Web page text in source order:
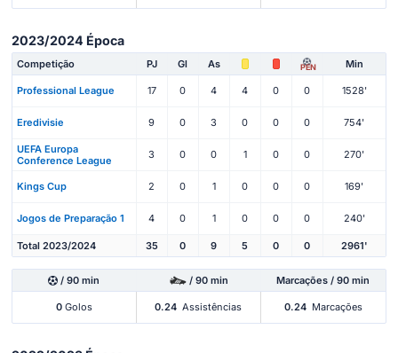
2023/2024 Época
Competição PJ Gl As PEN Min
Professional League 17 0 4 4 0 0 1528'
Eredivisie 9 0 3 0 0 0 754'
UEFA Europa
Conference League
3 0 0 1 0 0 270'
Kings Cup 2 0 1 0 0 0 169'
Jogos de Preparação 1 4 0 1 0 0 0 240'
Total 2023/2024 35 0 9 5 0 0 2961'
/ 90 min / 90 min Marcações / 90 min
0Golos 0.24 Assistências 0.24 Marcações